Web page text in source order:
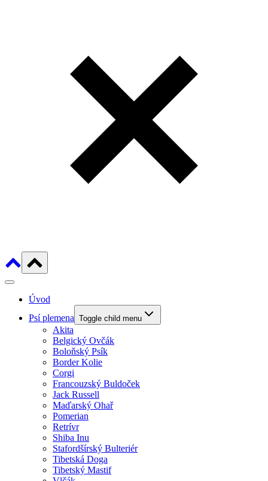
Úvod
Psí plemena Toggle child menu
Akita
Belgický Ovčák
Boloňský Psík
Border Kolie
Corgi
Francouzský Buldoček
Jack Russell
Maďarský Ohař
Pomerian
Retrívr
Shiba Inu
Stafordšírský Bulteriér
Tibetská Doga
Tibetský Mastif